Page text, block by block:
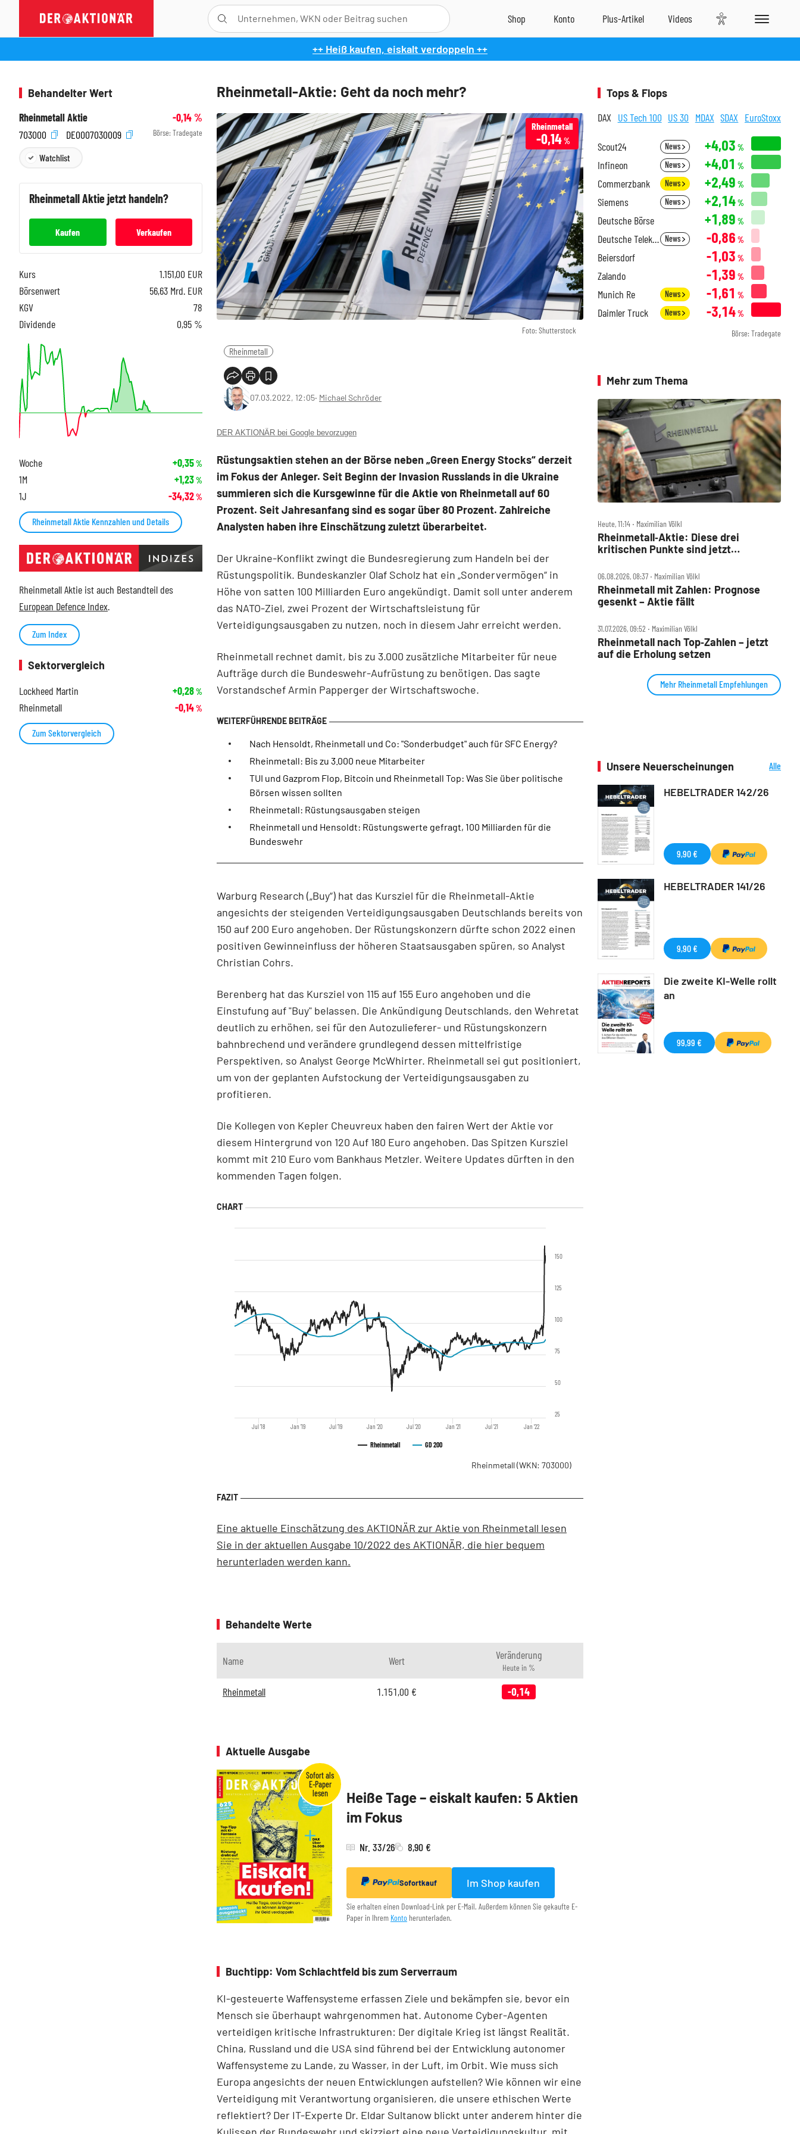
++ Heiß kaufen, eiskalt verdoppeln ++
Rheinmetall-Aktie: Geht da noch mehr?
Foto: Shutterstock
Rheinmetall
-0,14%
Rheinmetall
07.03.2022, 12:05‧ Michael Schröder
DER AKTIONÄR bei Google bevorzugen
Rüstungsaktien stehen an der Börse neben „Green Energy Stocks“ derzeit
im Fokus der Anleger. Seit Beginn der Invasion Russlands in die Ukraine
summieren sich die Kursgewinne für die Aktie von Rheinmetall auf 60
Prozent. Seit Jahresanfang sind es sogar über 80 Prozent. Zahlreiche
Analysten haben ihre Einschätzung zuletzt überarbeitet.
Der Ukraine-Konflikt zwingt die Bundesregierung zum Handeln bei der
Rüstungspolitik. Bundeskanzler Olaf Scholz hat ein „Sondervermögen“ in
Höhe von satten 100 Milliarden Euro angekündigt. Damit soll unter anderem
das NATO-Ziel, zwei Prozent der Wirtschaftsleistung für
Verteidigungsausgaben zu nutzen, noch in diesem Jahr erreicht werden.
Rheinmetall rechnet damit, bis zu 3.000 zusätzliche Mitarbeiter für neue
Aufträge durch die Bundeswehr-Aufrüstung zu benötigen. Das sagte
Vorstandschef Armin Papperger der Wirtschaftswoche.
Nach Hensoldt, Rheinmetall und Co: "Sonderbudget" auch für SFC Energy?
Rheinmetall: Bis zu 3.000 neue Mitarbeiter
TUI und Gazprom Flop, Bitcoin und Rheinmetall Top: Was Sie über politische
Börsen wissen sollten
Rheinmetall: Rüstungsausgaben steigen
Rheinmetall und Hensoldt: Rüstungswerte gefragt, 100 Milliarden für die
Bundeswehr
Warburg Research („Buy“) hat das Kursziel für die Rheinmetall-Aktie
angesichts der steigenden Verteidigungsausgaben Deutschlands bereits von
150 auf 200 Euro angehoben. Der Rüstungskonzern dürfte schon 2022 einen
positiven Gewinneinfluss der höheren Staatsausgaben spüren, so Analyst
Christian Cohrs.
Berenberg hat das Kursziel von 115 auf 155 Euro angehoben und die
Einstufung auf "Buy" belassen. Die Ankündigung Deutschlands, den Wehretat
deutlich zu erhöhen, sei für den Autozulieferer- und Rüstungskonzern
bahnbrechend und verändere grundlegend dessen mittelfristige
Perspektiven, so Analyst George McWhirter. Rheinmetall sei gut positioniert,
um von der geplanten Aufstockung der Verteidigungsausgaben zu
profitieren.
Die Kollegen von Kepler Cheuvreux haben den fairen Wert der Aktie vor
diesem Hintergrund von 120 Auf 180 Euro angehoben. Das Spitzen Kursziel
kommt mit 210 Euro vom Bankhaus Metzler. Weitere Updates dürften in den
kommenden Tagen folgen.
Rheinmetall GD 200
Jul '18 Jan '19 Jul '19 Jan '20 Jul '20 Jan '21 Jul '21 Jan '22
25
50
75
100
125
150
Rheinmetall(WKN: 703000)
Eine aktuelle Einschätzung des AKTIONÄR zur Aktie von Rheinmetall lesen
Sie in der aktuellen Ausgabe 10/2022 des AKTIONÄR, die hier bequem
herunterladen werden kann.
Behandelte Werte
Name Wert Veränderung
Heute in %
Rheinmetall 1.151,00 € -0,14
Aktuelle Ausgabe
Heiße Tage – eiskalt kaufen: 5 Aktien
im Fokus
Nr. 33/26 8,90 €
Sofortkauf Im Shop kaufen
Sie erhalten einen Download-Link per E-Mail. Außerdem können Sie gekaufte E-
Paper in Ihrem Konto herunterladen.
Buchtipp: Vom Schlachtfeld bis zum Serverraum
KI-gesteuerte Waffensysteme erfassen Ziele und bekämpfen sie, bevor ein
Mensch sie überhaupt wahrgenommen hat. Autonome Cyber-Agenten
verteidigen kritische Infrastrukturen: Der digitale Krieg ist längst Realität.
China, Russland und die USA sind führend bei der Entwicklung autonomer
Waffensysteme zu Lande, zu Wasser, in der Luft, im Orbit. Wie muss sich
Europa angesichts der neuen Entwicklungen aufstellen? Wie können wir eine
Verteidigung mit Verantwortung organisieren, die unsere ethischen Werte
reflektiert? Der IT-Experte Dr. Eldar Sultanow blickt unter anderem hinter die
Behandelter Wert
Rheinmetall Aktie
-0,14%
703000
DE0007030009 Börse: Tradegate
Watchlist
RheinmetallAktie jetzt handeln?
Kaufen Verkaufen
Kurs 1.151,00 EUR
Börsenwert
56,63 Mrd. EUR
KGV
78
Dividende
0,95 %
Woche +0,35%
1M +1,23%
1J -34,32%
Rheinmetall Aktie Kennzahlen und Details
Rheinmetall Aktie ist auch Bestandteil des
European Defence Index.
Zum Index
Sektorvergleich
Lockheed Martin
+0,28%
Rheinmetall -0,14%
Zum Sektorvergleich
Tops & Flops
DAX US Tech 100 US 30 MDAX SDAX EuroStoxx
Scout24 News +4,03 %
Infineon News +4,01 %
Commerzbank News +2,49 %
Siemens News +2,14%
Deutsche Börse +1,89 %
Deutsche Telekom News -0,86 %
Beiersdorf -1,03 %
Zalando -1,39 %
Munich Re News -1,61 %
Daimler Truck News -3,14%
Börse: Tradegate
Mehr zum Thema
Heute, 11:14 ‧ Maximilian Völkl
Rheinmetall‑Aktie: Diese drei
kritischen Punkte sind jetzt
06.08.2026, 08:37 ‧ Maximilian Völkl
Rheinmetall mit Zahlen: Prognose
gesenkt – Aktie fällt
31.07.2026, 09:52 ‧ Maximilian Völkl
Rheinmetall nach Top‑Zahlen – jetzt
auf die Erholung setzen
Mehr Rheinmetall Empfehlungen
Unsere Neuerscheinungen
Alle
HEBELTRADER 142/26
9,90 €
HEBELTRADER 141/26
9,90 €
Die zweite KI-Welle rollt
an
99,99 €